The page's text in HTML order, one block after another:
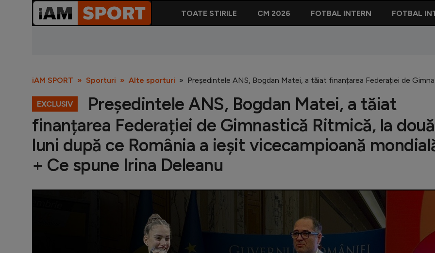
TOATE STIRILE CM 2026 FOTBAL INTERN FOTBAL
iAM SPORT Sporturi Alte sporturi Președintele ANS, Bogdan Matei, a tăiat finanțarea Federației de
EXCLUSIV
Președintele ANS, Bogdan Matei, a tăiat
finanțarea Federației de Gimnastică Ritmică, la două
luni după ce România a ieșit vicecampioană
+ Ce spune Irina Deleanu